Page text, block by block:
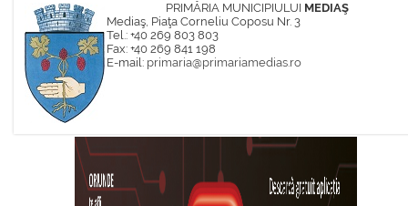
PRIMĂRIA MUNICIPIULUI MEDIAŞ
Mediaş, Piaţa Corneliu Coposu Nr. 3
Tel.: +40 269 803 803
Fax: +40 269 841 198
E-mail: primaria@primariamedias.ro